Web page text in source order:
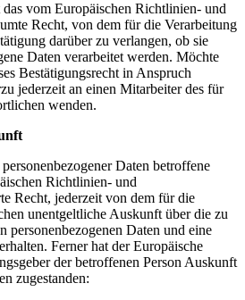
das vom Europäischen Richtlinien- und
Recht, von dem für die Verarbeitung
darüber zu verlangen, ob sie
Daten verarbeitet werden. Möchte
Bestätigungsrecht in Anspruch
jederzeit an einen Mitarbeiter des für
wenden.
Daten betroffene
Richtlinien- und
Recht, jederzeit von dem für die
unentgeltliche Auskunft über die zu
personenbezogenen Daten und eine
Ferner hat der Europäische
der betroffenen Person Auskunft
zugestanden: